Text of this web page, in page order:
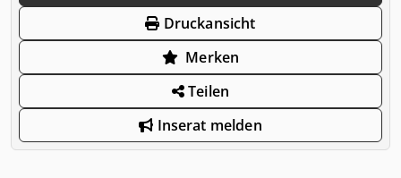
Druckansicht
Merken
Teilen
Inserat melden